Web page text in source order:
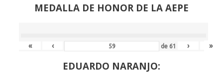
MEDALLA DE HONOR DE LA AEPE
« ‹ de 61 › »
EDUARDO NARANJO: